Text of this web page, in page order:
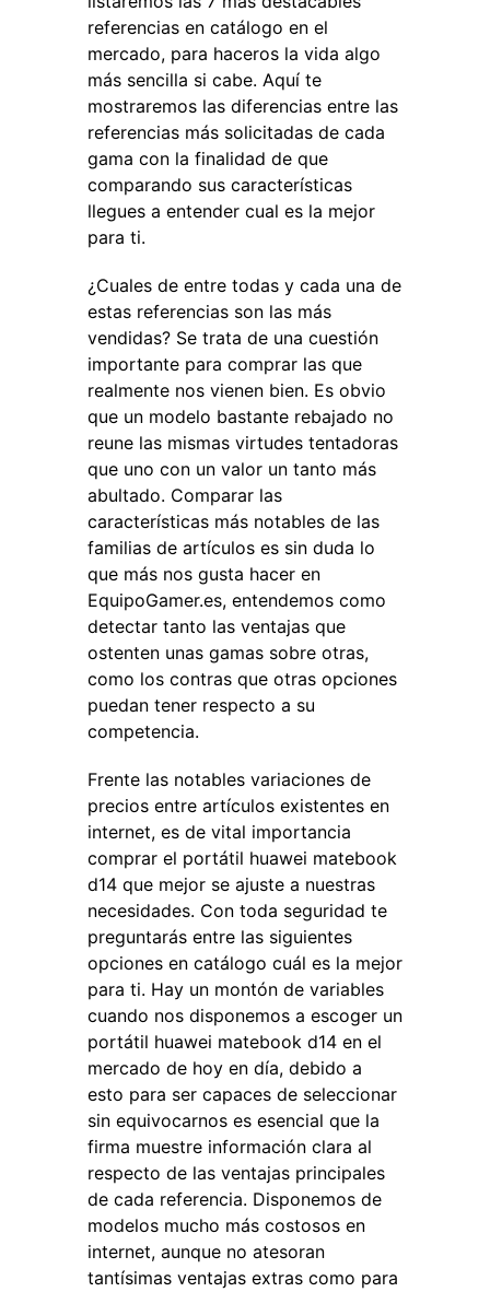
referencias en catálogo en el
mercado, para haceros la vida algo
más sencilla si cabe. Aquí te
mostraremos las diferencias entre las
referencias más solicitadas de cada
gama con la finalidad de que
comparando sus características
llegues a entender cual es la mejor
para ti.
¿Cuales de entre todas y cada una de
estas referencias son las más
vendidas? Se trata de una cuestión
importante para comprar las que
realmente nos vienen bien. Es obvio
que un modelo bastante rebajado no
reune las mismas virtudes tentadoras
que uno con un valor un tanto más
abultado. Comparar las
características más notables de las
familias de artículos es sin duda lo
que más nos gusta hacer en
EquipoGamer.es, entendemos como
detectar tanto las ventajas que
ostenten unas gamas sobre otras,
como los contras que otras opciones
puedan tener respecto a su
competencia.
Frente las notables variaciones de
precios entre artículos existentes en
internet, es de vital importancia
comprar el portátil huawei matebook
d14 que mejor se ajuste a nuestras
necesidades. Con toda seguridad te
preguntarás entre las siguientes
opciones en catálogo cuál es la mejor
para ti. Hay un montón de variables
cuando nos disponemos a escoger un
portátil huawei matebook d14 en el
mercado de hoy en día, debido a
esto para ser capaces de seleccionar
sin equivocarnos es esencial que la
firma muestre información clara al
respecto de las ventajas principales
de cada referencia. Disponemos de
modelos mucho más costosos en
internet, aunque no atesoran
tantísimas ventajas extras como para